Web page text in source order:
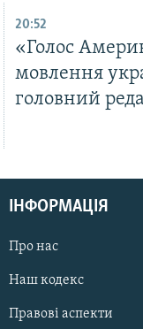
20:52
«Голос
мовлення
головний
ІНФОРМАЦІЯ
Про нас
Наш кодекс
Правові аспекти